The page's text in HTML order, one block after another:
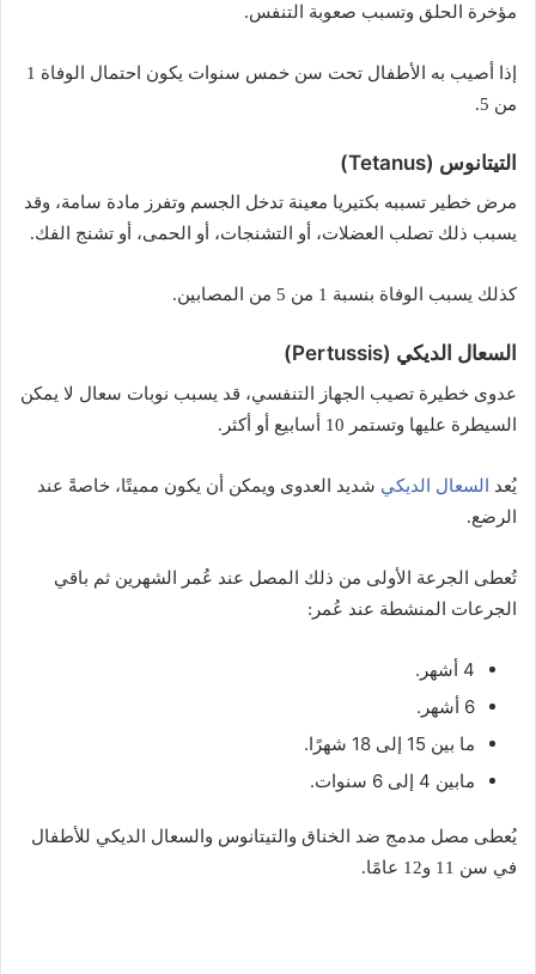
مؤخرة الحلق وتسبب صعوبة التنفس.
إذا أصيب به الأطفال تحت سن خمس سنوات يكون احتمال الوفاة 1
من 5.
التيتانوس (Tetanus)
مرض خطير تسببه بكتيريا معينة تدخل الجسم وتفرز مادة سامة، وقد
يسبب ذلك تصلب العضلات، أو التشنجات، أو الحمى، أو تشنج الفك.
كذلك يسبب الوفاة بنسبة 1 من 5 من المصابين.
السعال الديكي (Pertussis)
عدوى خطيرة تصيب الجهاز التنفسي، قد يسبب نوبات سعال لا يمكن
السيطرة عليها وتستمر 10 أسابيع أو أكثر.
يُعد السعال الديكي شديد العدوى ويمكن أن يكون مميتًا، خاصةً عند
الرضع.
تُعطى الجرعة الأولى من ذلك المصل عند عُمر الشهرين ثم باقي
الجرعات المنشطة عند عُمر:
4 أشهر.
6 أشهر.
ما بين 15 إلى 18 شهرًا.
مابين 4 إلى 6 سنوات.
يُعطى مصل مدمج ضد الخناق والتيتانوس والسعال الديكي للأطفال
في سن 11 و12 عامًا.